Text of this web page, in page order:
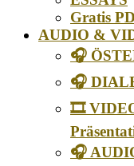
Gratis
AUDIO &
🎧
🎧
🎞️
🎧